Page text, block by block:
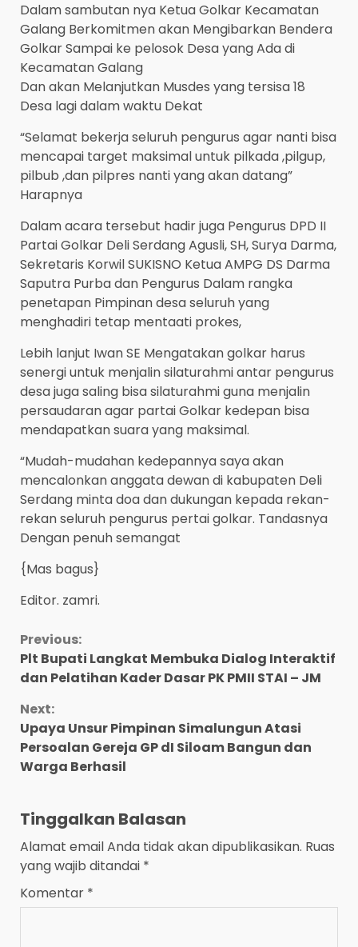
Dalam sambutan nya Ketua Golkar Kecamatan
Galang Berkomitmen akan Mengibarkan Bendera
Golkar Sampai ke pelosok Desa yang Ada di
Kecamatan Galang
Dan akan Melanjutkan Musdes yang tersisa 18
Desa lagi dalam waktu Dekat
“Selamat bekerja seluruh pengurus agar nanti bisa
mencapai target maksimal untuk pilkada ,pilgup,
pilbub ,dan pilpres nanti yang akan datang”
Harapnya
Dalam acara tersebut hadir juga Pengurus DPD II
Partai Golkar Deli Serdang Agusli, SH, Surya Darma,
Sekretaris Korwil SUKISNO Ketua AMPG DS Darma
Saputra Purba dan Pengurus Dalam rangka
penetapan Pimpinan desa seluruh yang
menghadiri tetap mentaati prokes,
Lebih lanjut Iwan SE Mengatakan golkar harus
senergi untuk menjalin silaturahmi antar pengurus
desa juga saling bisa silaturahmi guna menjalin
persaudaran agar partai Golkar kedepan bisa
mendapatkan suara yang maksimal.
“Mudah-mudahan kedepannya saya akan
mencalonkan anggata dewan di kabupaten Deli
Serdang minta doa dan dukungan kepada rekan-
rekan seluruh pengurus pertai golkar. Tandasnya
Dengan penuh semangat
{Mas bagus}
Editor. zamri.
Continue
Reading
Previous:
Plt Bupati Langkat Membuka Dialog Interaktif
dan Pelatihan Kader Dasar PK PMII STAI – JM
Next:
Upaya Unsur Pimpinan Simalungun Atasi
Persoalan Gereja GP dI Siloam Bangun dan
Warga Berhasil
Tinggalkan Balasan
Alamat email Anda tidak akan dipublikasikan. Ruas
yang wajib ditandai *
Komentar *